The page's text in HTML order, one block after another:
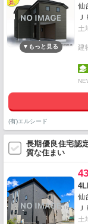
仙
土
建
(有)エルシード
長期優良住宅認
質な住まい
仙
土